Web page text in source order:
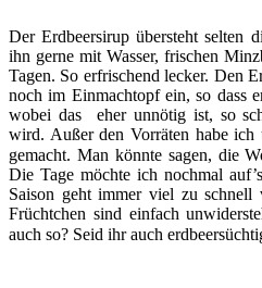
Der Erdbeersirup übersteht selten
ihn gerne mit Wasser, frischen
Tagen. So erfrischend lecker. Den
noch im Einmachtopf ein, so dass
wobei das eher unnötig ist, so
wird. Außer den Vorräten habe ich
gemacht. Man könnte sagen, die
Die Tage möchte ich nochmal
Saison geht immer viel zu schnell
Früchtchen sind einfach
auch so? Seid ihr auch